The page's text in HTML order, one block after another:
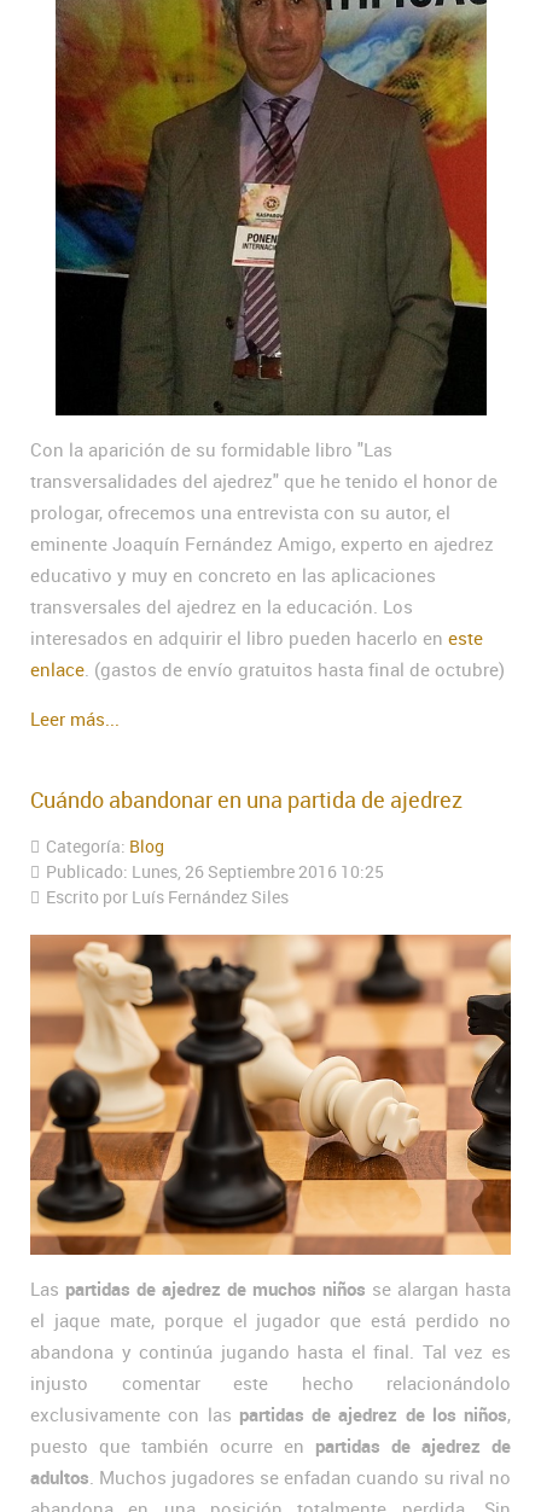
Con la aparición de su formidable libro "Las
transversalidades del ajedrez" que he tenido el honor de
prologar, ofrecemos una entrevista con su autor, el
eminente Joaquín Fernández Amigo, experto en ajedrez
educativo y muy en concreto en las aplicaciones
transversales del ajedrez en la educación. Los
interesados en adquirir el libro pueden hacerlo en este
enlace. (gastos de envío gratuitos hasta final de octubre)
Leer más...
Cuándo abandonar en una partida de ajedrez
Categoría: Blog
Publicado: Lunes, 26 Septiembre 2016 10:25
Escrito por Luís Fernández Siles
Las partidas de ajedrez de muchos niños se alargan hasta
el jaque mate, porque el jugador que está perdido no
abandona y continúa jugando hasta el final. Tal vez es
injusto comentar este hecho relacionándolo
exclusivamente con las partidas de ajedrez de los niños,
puesto que también ocurre en partidas de ajedrez de
adultos . Muchos jugadores se enfadan cuando su rival no